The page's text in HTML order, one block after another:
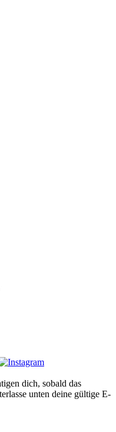
dich, sobald das
unten deine gültige E-